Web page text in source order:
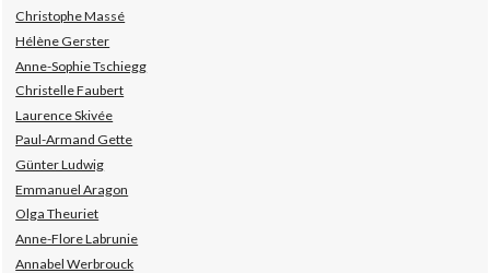
Christophe Massé
Hélène Gerster
Anne-Sophie Tschiegg
Christelle Faubert
Laurence Skivée
Paul-Armand Gette
Günter Ludwig
Emmanuel Aragon
Olga Theuriet
Anne-Flore Labrunie
Annabel Werbrouck